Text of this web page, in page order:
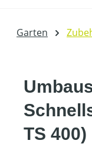
Garten
TS 400)